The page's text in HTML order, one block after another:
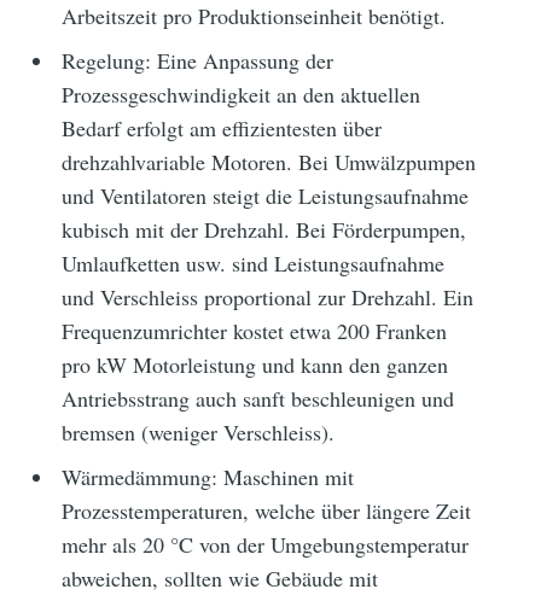
Arbeitszeit pro Produktionseinheit benötigt.
Regelung: Eine Anpassung der
Prozessgeschwindigkeit an den aktuellen
Bedarf erfolgt am effizientesten über
drehzahlvariable Motoren. Bei Umwälzpumpen
und Ventilatoren steigt die Leistungsaufnahme
kubisch mit der Drehzahl. Bei Förderpumpen,
Umlaufketten usw. sind Leistungsaufnahme
und Verschleiss proportional zur Drehzahl. Ein
Frequenzumrichter kostet etwa 200 Franken
pro kW Motorleistung und kann den ganzen
Antriebsstrang auch sanft beschleunigen und
bremsen (weniger Verschleiss).
Wärmedämmung: Maschinen mit
Prozesstemperaturen, welche über längere Zeit
mehr als 20 °C von der Umgebungstemperatur
abweichen, sollten wie Gebäude mit